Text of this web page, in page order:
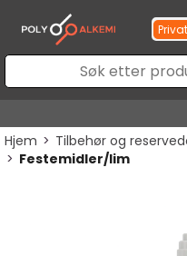
Privat
Hjem>Tilbehør og
>Festemidler/lim